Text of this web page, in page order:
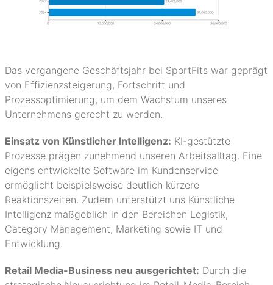
Das vergangene Geschäftsjahr bei SportFits war geprägt
von Effizienzsteigerung, Fortschritt und
Prozessoptimierung, um dem Wachstum unseres
Unternehmens gerecht zu werden.
Einsatz von Künstlicher Intelligenz: KI-gestützte
Prozesse prägen zunehmend unseren Arbeitsalltag. Eine
eigens entwickelte Software im Kundenservice
ermöglicht beispielsweise deutlich kürzere
Reaktionszeiten. Zudem unterstützt uns Künstliche
Intelligenz maßgeblich in den Bereichen Logistik,
Category Management, Marketing sowie IT und
Entwicklung.
Retail Media-Business neu ausgerichtet: Durch die